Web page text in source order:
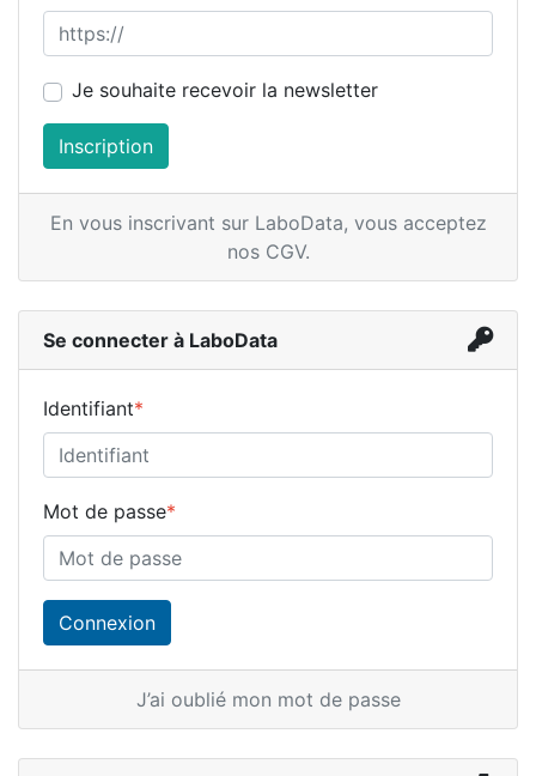
Je souhaite recevoir la newsletter
Inscription
En vous inscrivant sur LaboData, vous acceptez
nos CGV.
Se connecter à LaboData
Identifiant*
Mot de passe*
J’ai oublié mon mot de passe